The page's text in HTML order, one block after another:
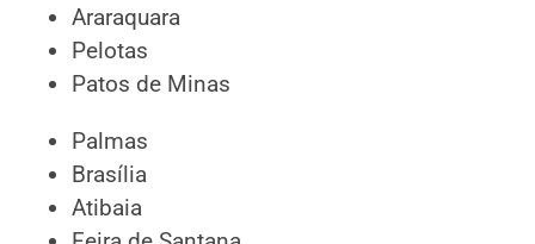
Araraquara
Pelotas
Patos de Minas
Palmas
Brasília
Atibaia